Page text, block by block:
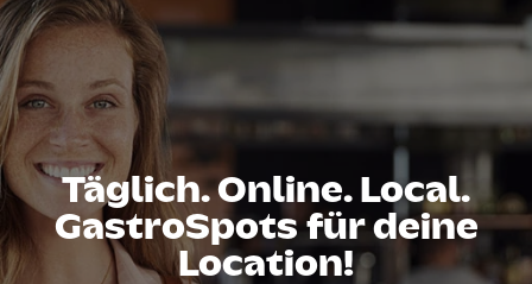
Täglich. Online. Local.
GastroSpots für deine
Location!